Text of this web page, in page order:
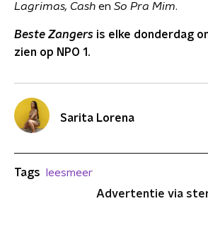
Lagrimas, Cash en So Pra Mim.
Beste Zangers is elke donderdag
zien op NPO 1.
Sarita Lorena
Tags
leesmeer
Advertentie via